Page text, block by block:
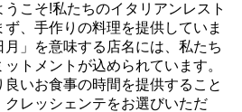
こそ!私たちのイタリアンレスト
、手作りの料理を提供していま
」を意味する店名には、私たち
トメントが込められています。
いお食事の時間を提供すること
クレッシェンテをお選びいただ